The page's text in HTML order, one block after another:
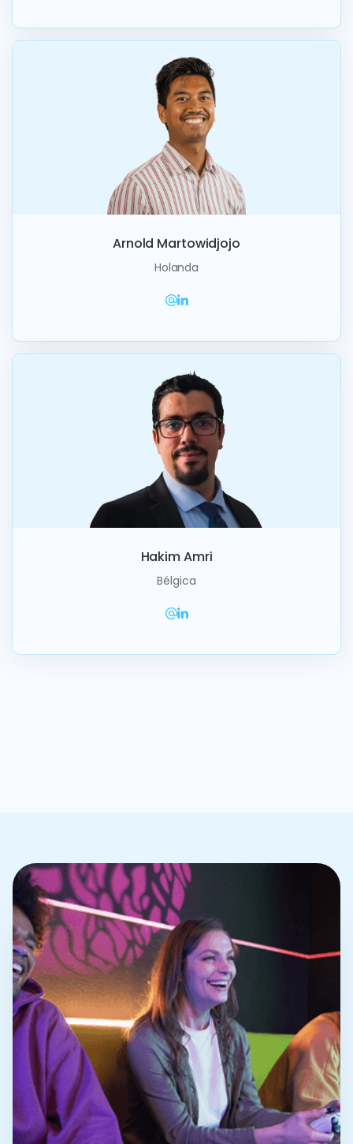
Arnold Martowidjojo
Holanda
Hakim Amri
Bélgica